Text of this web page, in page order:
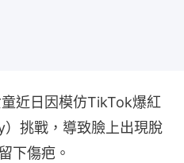
近日因模仿TikTok爆紅
挑戰，導致臉上出現脫
下傷疤。